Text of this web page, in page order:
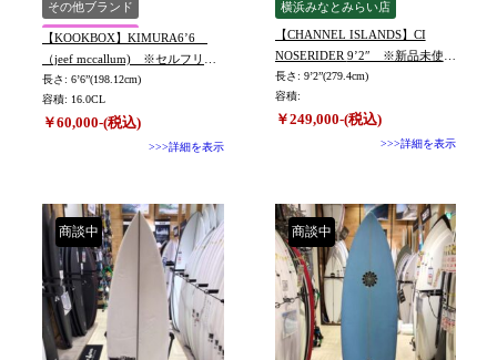
その他ブランド
須磨海浜公園店
【KOOKBOX】KIMURA6’6
（jeef mccallum) ※セルフリペ
ア・小剥離ありですが貴重
長さ: 6’6”(198.12cm)
容積: 16.0CL
￥60,000-(税込)
>>>詳細を表示
横浜みなとみらい店
【CHANNEL ISLANDS】CI
NOSERIDER 9’2″ ※新品未使用
ボード
長さ: 9’2”(279.4cm)
容積:
￥249,000-(税込)
>>>詳細を表示
商談中 商談中